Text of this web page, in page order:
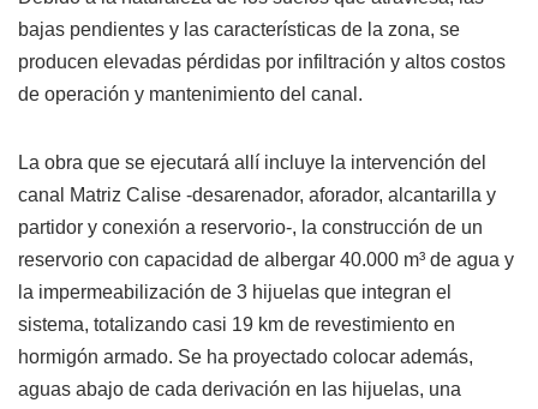
bajas pendientes y las características de la zona, se
producen elevadas pérdidas por infiltración y altos costos
de operación y mantenimiento del canal.
La obra que se ejecutará allí incluye la intervención del
canal Matriz Calise -desarenador, aforador, alcantarilla y
partidor y conexión a reservorio-, la construcción de un
reservorio con capacidad de albergar 40.000 m³ de agua y
la impermeabilización de 3 hijuelas que integran el
sistema, totalizando casi 19 km de revestimiento en
hormigón armado. Se ha proyectado colocar además,
aguas abajo de cada derivación en las hijuelas, una